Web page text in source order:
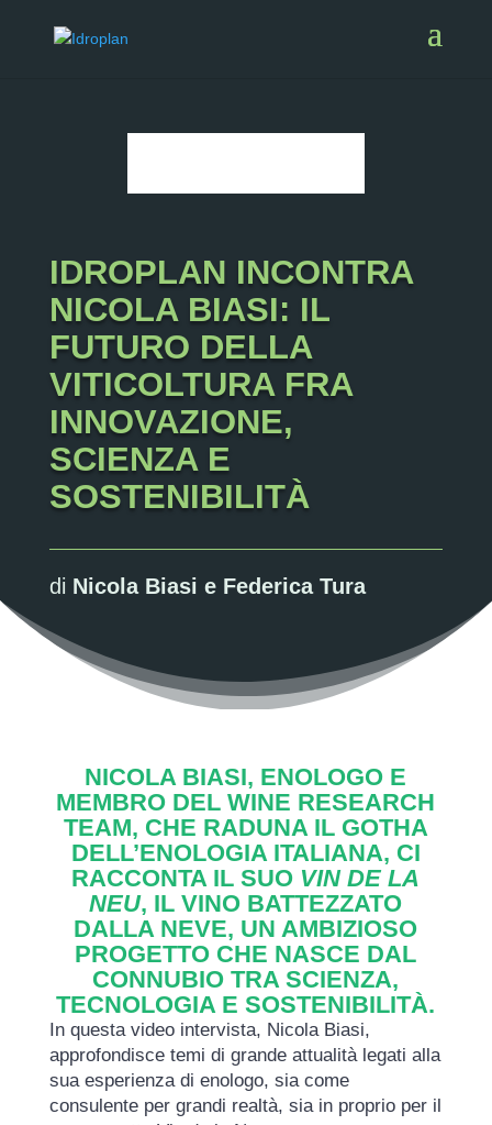
IDROPLAN INCONTRA
NICOLA BIASI: IL
FUTURO DELLA
VITICOLTURA FRA
INNOVAZIONE,
SCIENZA E
SOSTENIBILITÀ
di Nicola Biasi e Federica Tura
NICOLA BIASI, ENOLOGO E
MEMBRO DEL WINE RESEARCH
TEAM, CHE RADUNA IL GOTHA
DELL’ENOLOGIA ITALIANA, CI
RACCONTA IL SUO VIN DE LA
NEU, IL VINO BATTEZZATO
DALLA NEVE, UN AMBIZIOSO
PROGETTO CHE NASCE DAL
CONNUBIO TRA SCIENZA,
TECNOLOGIA E SOSTENIBILITÀ.
In questa video intervista, Nicola Biasi,
approfondisce temi di grande attualità legati alla
sua esperienza di enologo, sia come
consulente per grandi realtà, sia in proprio per il